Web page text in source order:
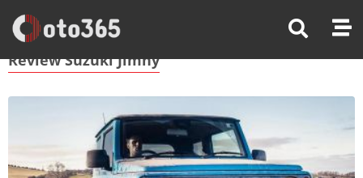
Trang Chủ Review Suzuki Jimny
Review Suzuki Jimny